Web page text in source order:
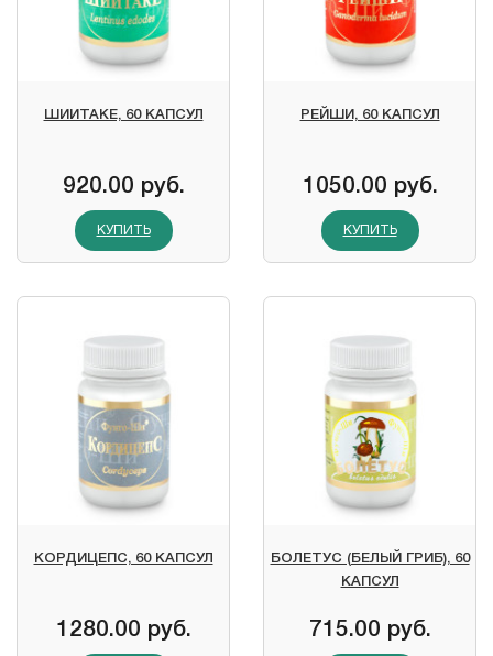
ШИИТАКЕ, 60 КАПСУЛ
920.00 руб.
КУПИТЬ
РЕЙШИ, 60 КАПСУЛ
1050.00 руб.
КУПИТЬ
КОРДИЦЕПС, 60 КАПСУЛ
1280.00 руб.
БОЛЕТУС (БЕЛЫЙ ГРИБ), 60
КАПСУЛ
715.00 руб.